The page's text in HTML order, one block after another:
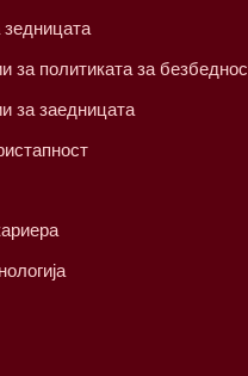
за политиката за
за заедницата